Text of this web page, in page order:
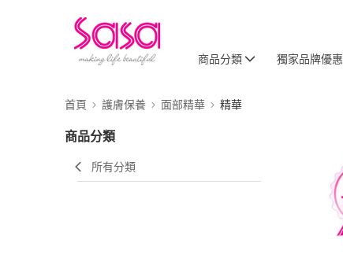
商品分類 獨家品牌優惠
首頁 護膚保養 面部精華 精華
商品分類
所有分類